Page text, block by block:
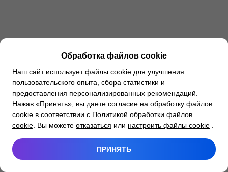
Обработка файлов cookie
Наш сайт использует файлы cookie для улучшения
пользовательского опыта, сбора статистики и
предоставления персонализированных рекомендаций.
Нажав «Принять», вы даете согласие на обработку файлов
cookie в соответствии с Политикой обработки файлов
cookie . Вы можете отказаться или настроить файлы cookie
ПРИНЯТЬ